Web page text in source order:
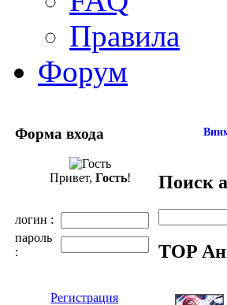
Правила
Форум
Форма входа
Привет, Гость!
логин :
пароль
:
Регистрация
Поиск
TOP